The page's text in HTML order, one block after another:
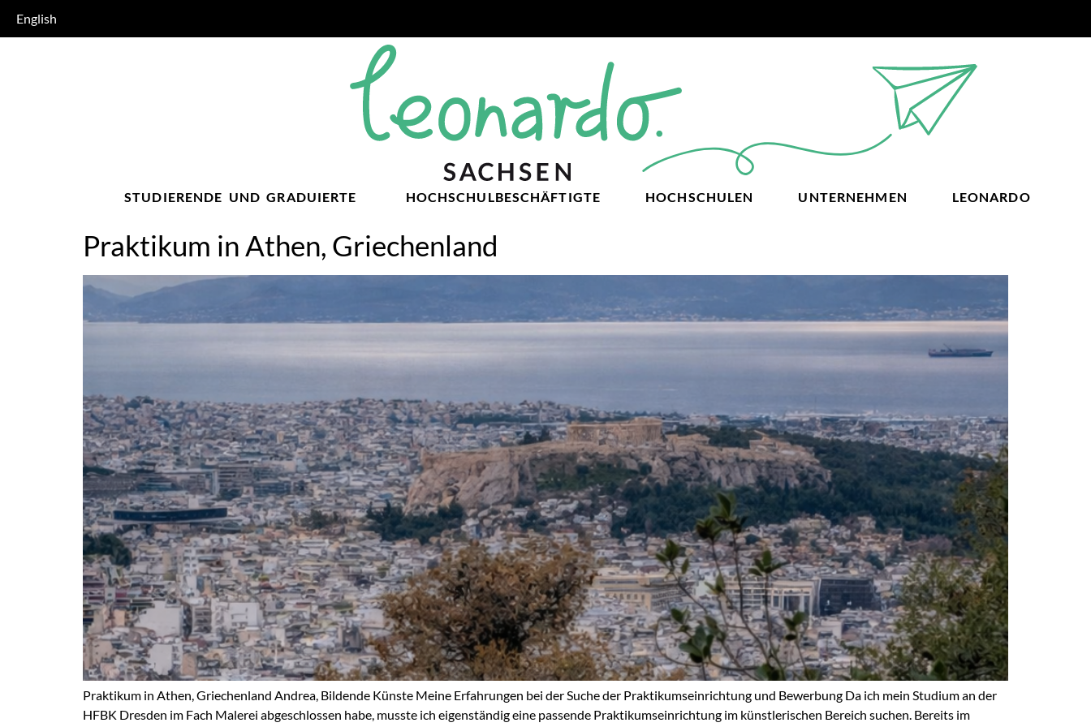
English
STUDIERENDE UND GRADUIERTE HOCHSCHULBESCHÄFTIGTE HOCHSCHULEN UNTERNEHMEN LEONARDO
Praktikum in Athen, Griechenland
Praktikum in Athen, Griechenland Andrea, Bildende Künste Meine Erfahrungen bei der Suche der Praktikumseinrichtung und Bewerbung Da ich mein Studium an der
HFBK Dresden im Fach Malerei abgeschlossen habe, musste ich eigenständig eine passende Praktikumseinrichtung im künstlerischen Bereich suchen. Bereits im